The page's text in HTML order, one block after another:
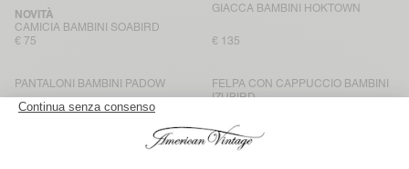
CAMICIA BAMBINI SOABIRD
NOVITÀ
€ 75
GIACCA BAMBINI HOKTOWN
€ 135
PANTALONI BAMBINI PADOW
€ 80
FELPA CON CAPPUCCIO BAMBINI
IZUBIRD
FELPA BAMINI IZUBIRD